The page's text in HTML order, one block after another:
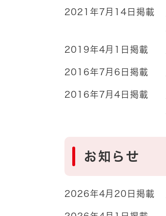
2021年7月14日掲載
2019年4月1日掲載
2016年7月6日掲載
2016年7月4日掲載
お知らせ
2026年4月20日掲載